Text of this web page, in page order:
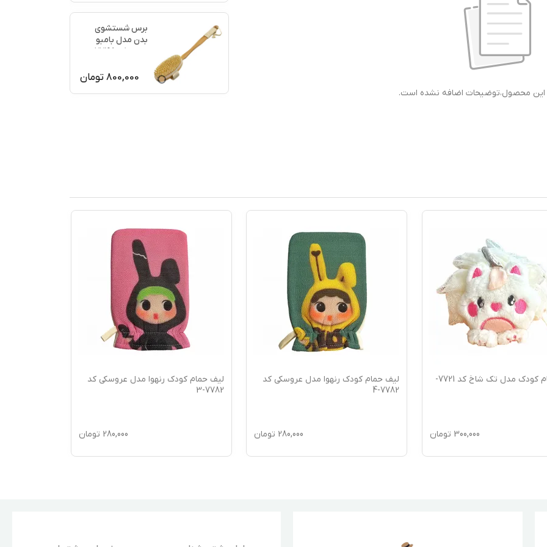
این محصول،توضیحات اضافه نشده است.
برس شستشوی
بدن مدل بامبو
ماساژ کد 77198
800,000 تومان
لیف حمام کودک مدل تک شاخ کد 7721-
300,000 تومان
لیف حمام کودک رنهوا مدل عروسکی کد
7782-4
280,000 تومان
لیف حمام کودک رنهوا مدل عروسکی کد
7782-3
280,000 تومان